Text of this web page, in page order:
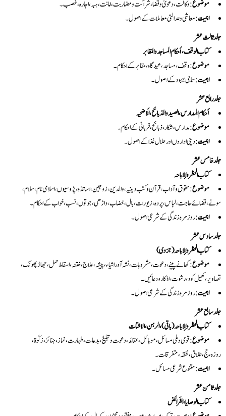
موضوع: وکالت، دعویٰ و قضا، شراکت و مضاربت، امانت، ہبہ، اجارہ، غصب۔
اہمیت: معاشی و عدالتی معاملات کے اصول۔
جلد ثالث عشر
کتاب الوقف، أحکام المساجد والمقابر
موضوع: وقف، مساجد، عیدگاہ، مقابر کے احکام۔
اہمیت: سماجی بہبود کے اصول۔
جلد رابع عشر
أحکام المدارس، الصید والذبائح، الأضحیہ
موضوع: مدارس، شکار، ذبائح، قربانی کے احکام۔
اہمیت: دینی اداروں اور حلال غذا کے اصول۔
جلد خامس عشر
کتاب الحظر والإباحہ
موضوع: حقوق و آداب، قرآن و کتب دینیہ، والدین، زوجین، اساتذہ، پڑوسیوں، اسلامی نام، سلام،
سونے، قضائے حاجت، لباس، پردہ، زیورات، بال، خضاب، داڑھی، جوتوں، نسب، خواب کے احکام۔
اہمیت: روزمرہ زندگی کے شرعی اصول۔
جلد سادس عشر
کتاب الحظر والإباحہ (جزوی)
موضوع: کھانے پینے، دعوت، مشروبات، نشہ آور اشیاء، پیشہ، علاج، ختنہ، اسقاط حمل، جھاڑ پھونک،
تصاویر، کھیل کود، رشوت، اذکار و دعائیں۔
اہمیت: روزمرہ زندگی کے شرعی اصول۔
جلد سابع عشر
کتاب الحظر والإباحہ (باقی)، الرہن، الاشتات
موضوع: قومی و ملی مسائل، موبائل، عقائد، دعوت و تبلیغ، بدعات، طہارت، نماز، جنائز، زکوٰۃ،
روزہ، حج، طلاق، نفقہ، متفرقات۔
اہمیت: متنوع شرعی مسائل۔
جلد ثامن عشر
کتاب الوصایا، الفَرائض